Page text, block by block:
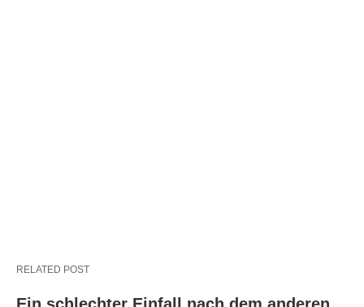
RELATED POST
Ein schlechter Einfall nach dem anderen